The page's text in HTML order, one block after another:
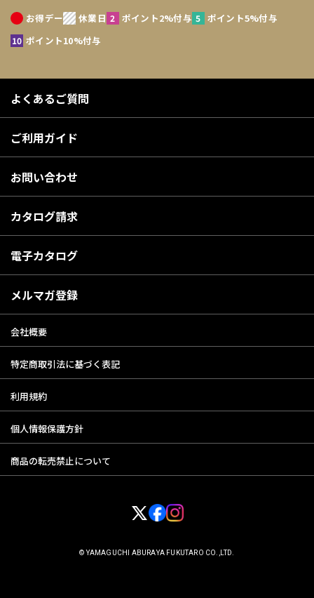
お得デー 休業日 ポイント2%付与
ポイント5%付与
ポイント10%付与
よくあるご質問
ご利用ガイド
お問い合わせ
カタログ請求
電子カタログ
メルマガ登録
会社概要
特定商取引法に基づく表記
利用規約
個人情報保護方針
商品の転売禁止について
© YAMAGUCHI ABURAYA FUKUTARO CO.,LTD.